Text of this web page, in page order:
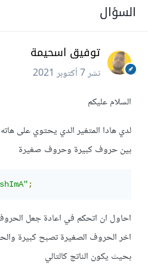
السؤال
توفيق اسحيمة
نشر7 أكتوبر 2021
السلام عليكم
لدي هادا المتغير الدي يحتوي على
بين حروف كبيرة وحروف صغيرة
;
احاول ان اتحكم في اعادة جعل
اخر الحروف الصغيرة تصبح كبيرة
بحيث يكون الناتج كالتالي